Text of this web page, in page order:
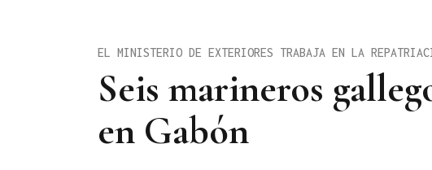
Seis marineros
en Gabón
EL MINISTERIO DE EXTERIORES TRABAJA EN LA